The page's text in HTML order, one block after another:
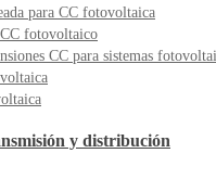
para CC fotovoltaica
fotovoltaico
CC para sistemas
y distribución